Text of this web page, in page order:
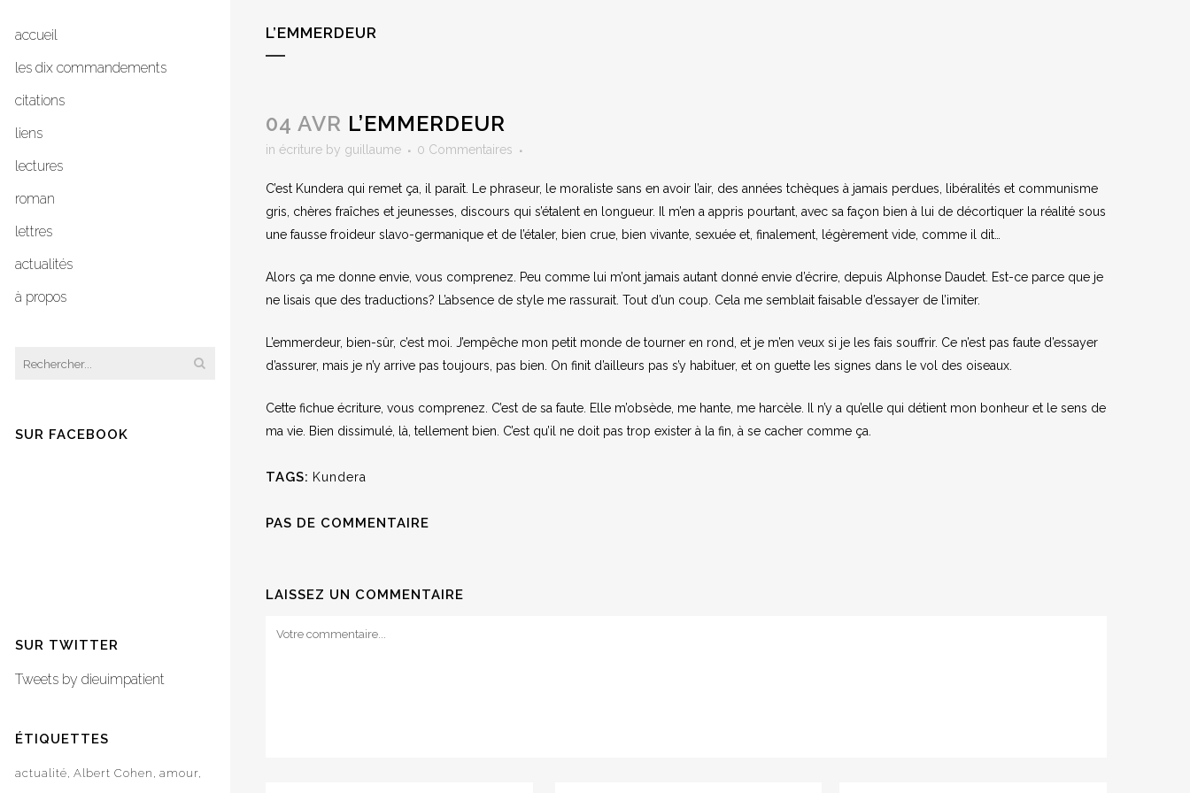
accueil
les dix commandements
citations
liens
lectures
roman
lettres
actualités
à propos
SUR FACEBOOK
SUR TWITTER
Tweets by dieuimpatient
ÉTIQUETTES
actualité Albert Cohen amour
L’EMMERDEUR
04 AVR L’EMMERDEUR
in écriture by guillaume 0 Commentaires
C’est Kundera qui remet ça, il paraît. Le phraseur, le moraliste sans en avoir l’air, des années tchèques à jamais perdues, libéralités et communisme
gris, chères fraîches et jeunesses, discours qui s’étalent en longueur. Il m’en a appris pourtant, avec sa façon bien à lui de décortiquer la réalité sous
une fausse froideur slavo-germanique et de l’étaler, bien crue, bien vivante, sexuée et, finalement, légèrement vide, comme il dit…
Alors ça me donne envie, vous comprenez. Peu comme lui m’ont jamais autant donné envie d’écrire, depuis Alphonse Daudet. Est-ce parce que je
ne lisais que des traductions? L’absence de style me rassurait. Tout d’un coup. Cela me semblait faisable d’essayer de l’imiter.
L’emmerdeur, bien-sûr, c’est moi. J’empêche mon petit monde de tourner en rond, et je m’en veux si je les fais souffrir. Ce n’est pas faute d’essayer
d’assurer, mais je n’y arrive pas toujours, pas bien. On finit d’ailleurs pas s’y habituer, et on guette les signes dans le vol des oiseaux.
Cette fichue écriture, vous comprenez. C’est de sa faute. Elle m’obsède, me hante, me harcèle. Il n’y a qu’elle qui détient mon bonheur et le sens de
ma vie. Bien dissimulé, là, tellement bien. C’est qu’il ne doit pas trop exister à la fin, à se cacher comme ça.
TAGS: Kundera
PAS DE COMMENTAIRE
LAISSEZ UN COMMENTAIRE